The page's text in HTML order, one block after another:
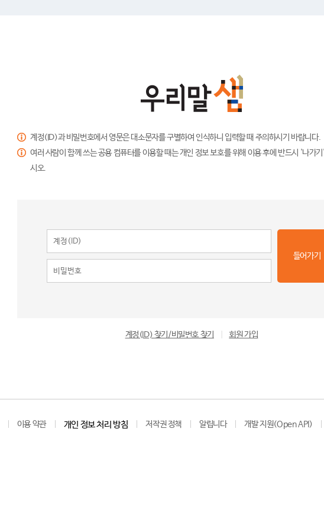
계정(ID)과 비밀번호에서 영문은 대소문자를 구별하여 인식하니 입력할 때 주의하시기 바랍니다.
여러 사람이 함께 쓰는 공용 컴퓨터를 이용할 때는 개인 정보 보호를 위해 이용 후에 반드시 '나가
시오.
들어가기
계정(ID) 찾기/비밀번호 찾기 회원 가입
이용 약관 개인 정보 처리 방침 저작권 정책 알립니다 개발 지원(Open API)